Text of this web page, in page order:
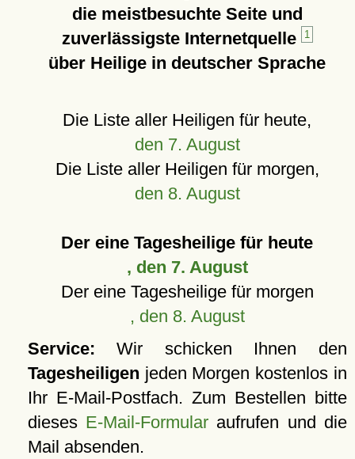
die meistbesuchte Seite und
zuverlässigste Internetquelle
1
über Heilige in deutscher Sprache
Die Liste aller Heiligen für heute,
den 7. August
Die Liste aller Heiligen für morgen,
den 8. August
Der eine Tagesheilige für heute
, den 7. August
Der eine Tagesheilige für morgen
, den 8. August
Service: Wir schicken Ihnen den
Tagesheiligen jeden Morgen kostenlos in
Ihr E-Mail-Postfach. Zum Bestellen bitte
dieses E-Mail-Formular aufrufen und die
Mail absenden.